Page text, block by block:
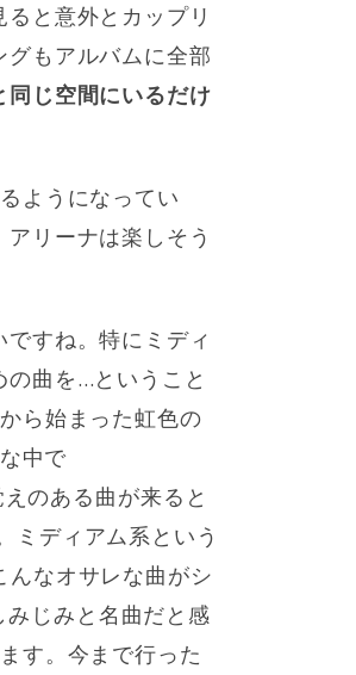
と意外とカップリ
もアルバムに全部
同じ空間にいるだけ
ようになってい
リーナは楽しそう
すね。特にミディ
曲を…ということ
ら始まった虹色の
中で
のある曲が来ると
ミディアム系という
なオサレな曲がシ
じみと名曲だと感
す。今まで行った